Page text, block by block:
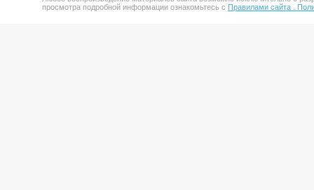
просмотра подробной информации ознакомьтесь с Правилами сайта .